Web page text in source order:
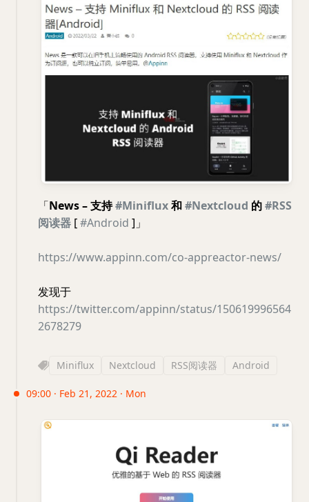
「News – 支持#Miniflux和#Nextcloud 的#RSS
阅读器 [#Android ]」
https://www.appinn.com/co-appreactor-news/
发现于
https://twitter.com/appinn/status/150619996564
2678279
Miniflux Nextcloud RSS阅读器 Android
09:00 · Feb 21, 2022 · Mon